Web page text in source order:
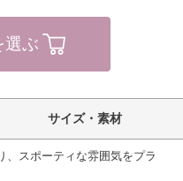
選ぶ
サイズ・素材
、スポーティな雰囲気をプラ